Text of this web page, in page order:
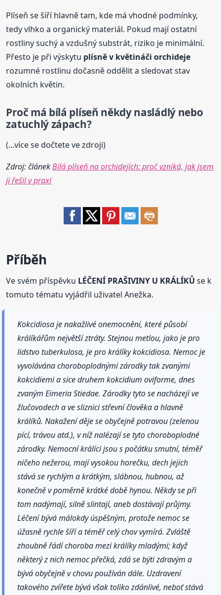
Plíseň se šíří hlavně tam, kde má vhodné podmínky,
tedy vlhko a organický materiál. Pokud mají ostatní
rostliny suchý a vzdušný substrát, riziko je minimální.
Přesto je při výskytu plísně v květináči orchideje
rozumné rostlinu dočasně oddělit a sledovat stav
okolních květin.
Proč má bílá plíseň někdy nasládlý nebo
zatuchlý zápach?
(...více se dočtete ve zdroji)
Zdroj: článekBílá plíseň na orchidejích: proč vzniká, jak jsem
ji řešil v praxi
Příběh
Ve svém příspěvku LÉČENÍ PRAŠIVINY U KRÁLÍKŮ se k
tomuto tématu vyjádřil uživatel Anežka.
Kokcidiosa je nakažlivé onemocnění, které působí
králíkářům největší ztráty. Stejnou metlou, jako je pro
lidstvo tuberkulosa, je pro králíky kokcidiosa. Nemoc je
vyvolávána choroboplodnými zárodky tak zvanými
kokcidiemi a sice druhem kokcidium oviforme, dnes
zvaným Eimeria Stiedae. Zárodky tyto se nacházejí ve
žlučovodech a ve sliznici střevní člověka a hlavně
králíků. Nakažení děje se obyčejně potravou (zelenou
pící, trávou atd.), v níž nalézají se tyto choroboplodné
zárodky. Nemocní králíci jsou s počátku smutní, téměř
ničeho nežerou, mají vysokou horečku, dech jejich
stává se rychlým a krátkým, slábnou, hubnou, až
konečně v poměrně krátké době hynou. Někdy se při
tom nadýmají, silně slintají, aneb dostávají průjmy.
Léčení bývá málokdy úspěšným, protože nemoc se
úžasně rychle šíří a téměř celý chov vymírá. Zvláště
zhoubně řádí choroba mezi králíky mladými; když
některý z nich nemoc přečká, zdá se býti zdravým a
bývá obyčejně v chovu používán dále. Uzdravení
takového zvířete bývá však toliko zdánlivé, neboť stává